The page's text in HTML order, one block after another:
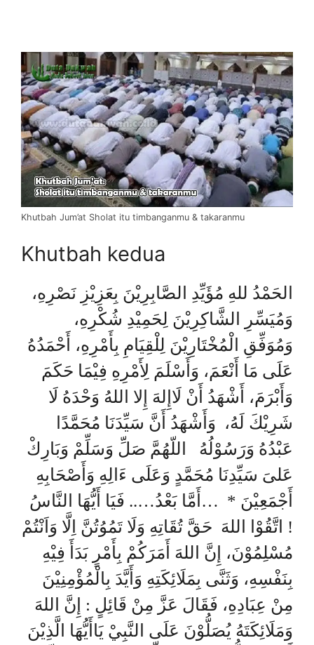
Khutbah Jum’at Sholat itu timbanganmu & takaranmu
Khutbah kedua
الحَمْدُ للهِ مُؤَيِّدِ الصَّابِرِيْنَ بِعَزِيْزِ نَصْرِهِ،
وَمُيَسِّرِ الشَّاكِرِيْنَ لِحَمِيْدِ شُكْرِهِ،
وَمُوَفِّقِ الْمُخْتَارِيْنَ لِلْقِيَامِ بِأَمْرِهِ، أَحْمَدُهُ
عَلَى مَا أَنْعَمَ، وَأَسْلَمَ لِأَمْرِهِ فِيْمَا حَكَمَ
وَأَبْرَمَ، أَشْهَدُ أَنْ لَاإِلهَ إِلا اللهُ وَحْدَهُ لَا
شَرِيْكَ لَهُ، وَأَشْهَدُ أَنَّ سَيِّدَنَا مُحَمَّدًا
عَبْدُهُ وَرَسُوْلُهُ اللّهُمَّ صَلِّ وَسَلِّمْ وَبَارِكْ
عَلىَ سَيِّدِنَا مُحَمَّدٍ وَعَلَى ءَالِهِ وَأَصْحَابِهِ
أَجْمَعِيْنَ * …أَمَّا بَعْدُ….. فَيَا أَيُّهَا النَّاسُ
! اتَّقُوْا اللهَ حَقَّ تُقَاتِهِ وَلَا تَمُوُتُنَّ اِلَّا وَاَنْتُمْ
مُسْلِمُوْنَ، إِنَّ اللهَ أَمَرَكُمْ بِأَمْرٍ بَدَأَ فِيْهِ
بِنَفْسِهِ، وَثَنَّى بِمَلَائِكَتِهِ وَأَيَّدَ بِالْمُؤْمِنِيْنَ
مِنْ عِبَادِهِ، فَقَالَ عَزَّ مِنْ قَائِلٍ : إِنَّ اللهَ
وَمَلَائِكَتَهُ يُصَلُّوْنَ عَلَى النَّبِيْ يَاأَيُّهَا الَّذِيْنَ